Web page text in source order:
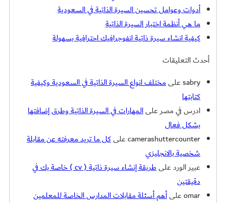
أدوات وعوامل تحسين السيرة الذاتية في السعودية
ما هي أنظمة اختبار السيرة الذاتية
كيفية انشاء سيرة ذاتية انفوجرافيك احترافية بسهولة
أحدث التعليقات
sabryعلىمختلف انواع السيرة الذاتية في السعودية وكيفية
كتابتها
ادرس في مصرعلىالمهارات في السيرة الذاتية وطرق إضافتها
بشكل فعال
camerashuttercounterعلىكل ما تريد معرفته عن مقابلة
شخصية بالانجليزي
عبير الوردعلى
طريقة إنشاء سيرة ذاتية ( cv ) خاصة بك في
دقيقتين
omarعلىأهم أسئلة مقابلات المدارس الخاصة للمعلمين